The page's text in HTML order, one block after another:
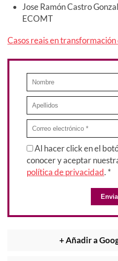
Jose Ramón Castro
ECOMT
Casos reais en
Al hacer click en el
conocer y aceptar
política de privacidad. *
+ Añadir a